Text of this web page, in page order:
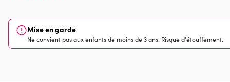
Mise en garde
Ne convient pas aux enfants de moins de 3 ans. Risque d'étouffement.